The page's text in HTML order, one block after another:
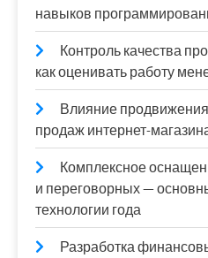
навыков
Контроль качества
как оценивать работу
Влияние
продаж интернет-
Комплексное
и переговорных —
технологии года
Разработка